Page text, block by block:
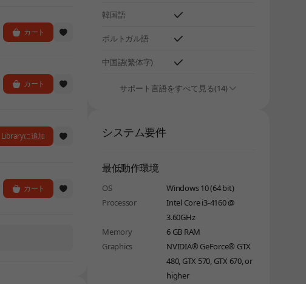
カート
カート
Libraryに追加
カート
韓国語
ポルトガル語
中国語(繁体字)
サポート言語をすべて見る(14)
システム要件
最低動作環境
OS
Windows 10 (64 bit)
Processor
Intel Core i3-4160 @
3.60GHz
Memory
6 GB RAM
Graphics
NVIDIA® GeForce® GTX
480, GTX 570, GTX 670, or
higher